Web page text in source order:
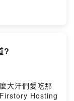
?
大汗們愛吃那
Hosting